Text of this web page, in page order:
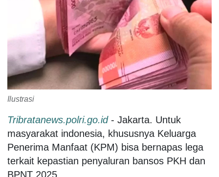
Ilustrasi
Tribratanews.polri.go.id- Jakarta. Untuk
masyarakat indonesia, khususnya Keluarga
Penerima Manfaat (KPM) bisa bernapas lega
terkait kepastian penyaluran bansos PKH dan
BPNT 2025.